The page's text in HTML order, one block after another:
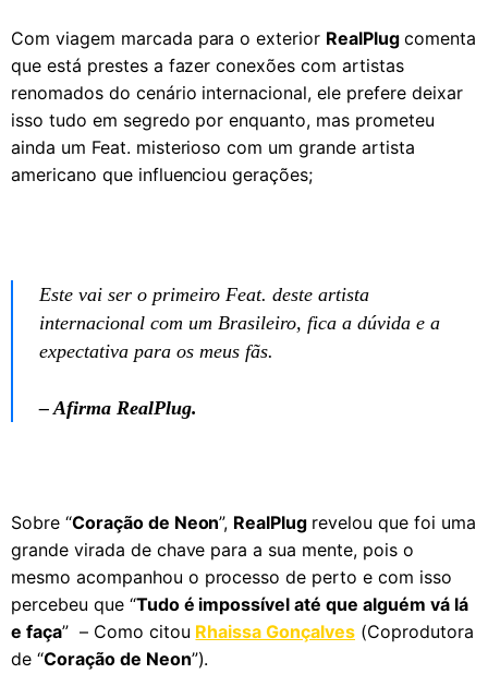
Com viagem marcada para o exterior RealPlug comenta
que está prestes a fazer conexões com artistas
renomados do cenário internacional, ele prefere deixar
isso tudo em segredo por enquanto, mas prometeu
ainda um Feat. misterioso com um grande artista
americano que influenciou gerações;
Este vai ser o primeiro Feat. deste artista
internacional com um Brasileiro, fica a dúvida e a
expectativa para os meus fãs.
– Afirma RealPlug.
Sobre “Coração de Neon”, RealPlug revelou que foi uma
grande virada de chave para a sua mente, pois o
mesmo acompanhou o processo de perto e com isso
percebeu que “Tudo é impossível até que alguém vá lá
e faça” – Como citou Rhaissa Gonçalves (Coprodutora
de “Coração de Neon”).